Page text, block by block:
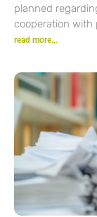
planned
cooperation with
read more...